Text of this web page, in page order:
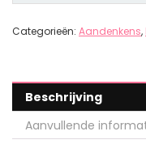
Categorieën: Aandenkens,
Beschrijving
Aanvullende